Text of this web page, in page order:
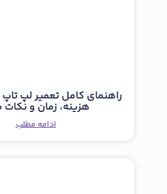
راهنمای کامل تعمیر لپ
هزینه، زمان و
ادامه مطلب